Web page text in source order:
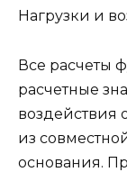
Нагрузки и
Все расчеты
расчетные
воздействия
из
основания.